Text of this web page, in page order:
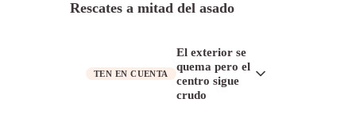
Rescates a mitad del asado
TEN EN CUENTA
El exterior se
quema pero el
centro sigue
crudo